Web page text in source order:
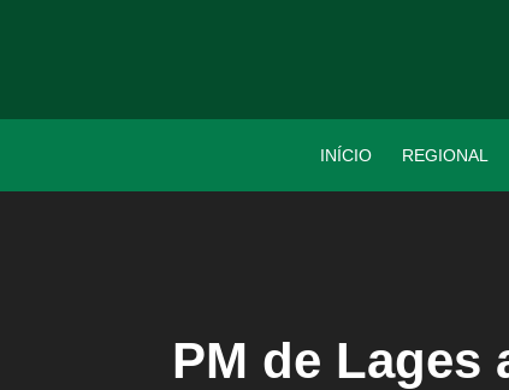
INÍCIO REGIONAL
PM de Lages